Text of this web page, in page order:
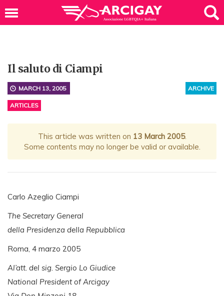
Il saluto di Ciampi
ARCHIVE
MARCH 13, 2005
ARTICLES
This article was written on 13 March 2005.
Some contents may no longer be valid or available.
Carlo Azeglio Ciampi
The Secretary General
della Presidenza della Repubblica
Roma, 4 marzo 2005
Al’att. del sig. Sergio Lo Giudice
National President of Arcigay